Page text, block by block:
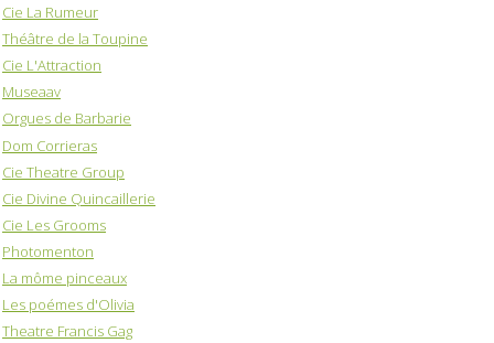
Cie La Rumeur
Théâtre de la Toupine
Cie L'Attraction
Museaav
Orgues de Barbarie
Dom Corrieras
Cie Theatre Group
Cie Divine Quincaillerie
Cie Les Grooms
Photomenton
La môme pinceaux
Les poémes d'Olivia
Theatre Francis Gag